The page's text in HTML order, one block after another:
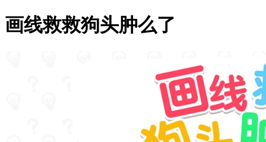
画线救救狗头肿么了